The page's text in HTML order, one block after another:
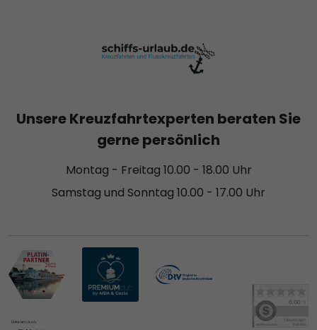
Unsere Kreuzfahrtexperten beraten Sie
gerne persönlich
Montag - Freitag 10.00 - 18.00 Uhr
Samstag und Sonntag 10.00 - 17.00 Uhr